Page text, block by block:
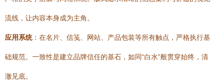
流线，让内容本身成为主角。
应用系统：在名片、信笺、网站、产品包装等所有触点，严格执行基
础规范。一致性是建立品牌信任的基石，如同“白水”般贯穿始终，清
澈见底。